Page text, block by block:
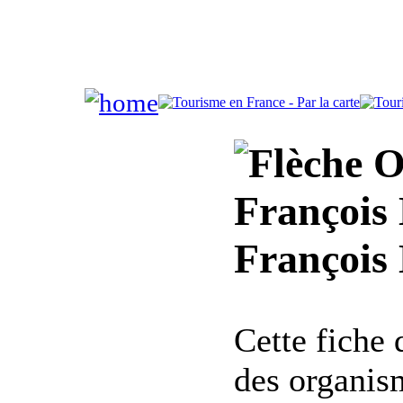
François
François
Cette fiche
des